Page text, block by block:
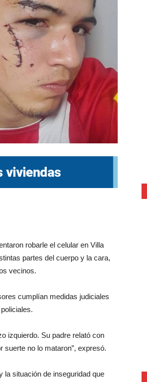
robarle el celular en Villa
partes del cuerpo y la cara,
vecinos.
cumplían medidas judiciales
izquierdo. Su padre relató con
suerte no lo mataron”, expresó.
la situación de inseguridad que